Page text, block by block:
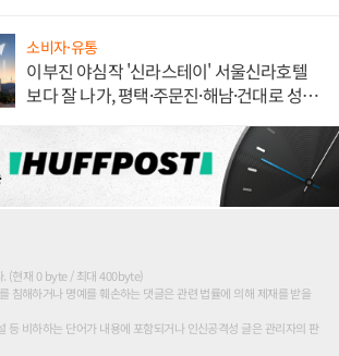
소비자·유통
이부진 야심작 '신라스테이' 서울신라호텔
보다 잘 나가, 평택·주문진·해남·건대로 성
. (현재 0 byte / 최대 400byte)
침해하거나 명예를 훼손하는 댓글은 관련 법률에 의해 제재를 받을
등 비하하는 단어가 내용에 포함되거나 인신공격성 글은 관리자의 판